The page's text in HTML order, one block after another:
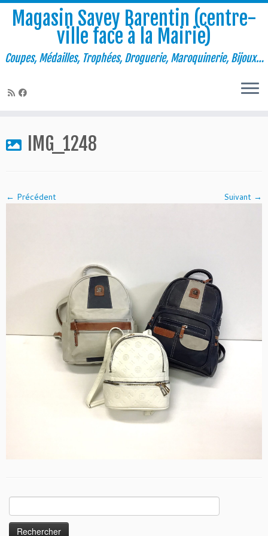
contenu
Magasin Savey Barentin (centre-
ville face à la Mairie)
Coupes, Médailles, Trophées, Droguerie, Maroquinerie, Bijoux…
IMG_1248
← Précédent Suivant →